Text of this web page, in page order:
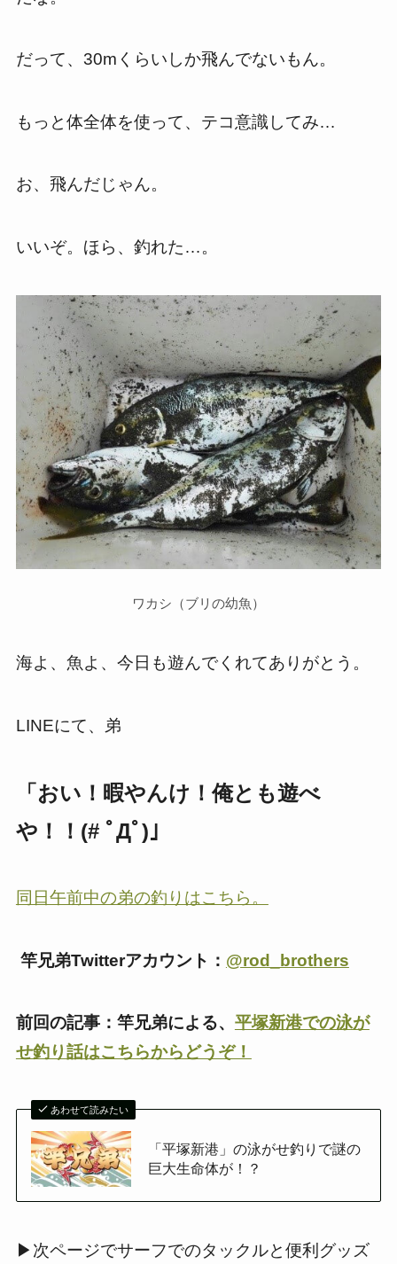
だって、30mくらいしか飛んでないもん。
もっと体全体を使って、テコ意識してみ…
お、飛んだじゃん。
いいぞ。ほら、釣れた…。
ワカシ（ブリの幼魚）
海よ、魚よ、今日も遊んでくれてありがとう。
LINEにて、弟
「おい！暇やんけ！俺とも遊べ
や！！(# ﾟДﾟ)」
同日午前中の弟の釣りはこちら。
竿兄弟Twitterアカウント： @rod_brothers
前回の記事：竿兄弟による、 平塚新港での泳が
せ釣り話はこちらからどうぞ！
あわせて読みたい
「平塚新港」の泳がせ釣りで謎の
巨大生命体が！？
▶次ページでサーフでのタックルと便利グッズ